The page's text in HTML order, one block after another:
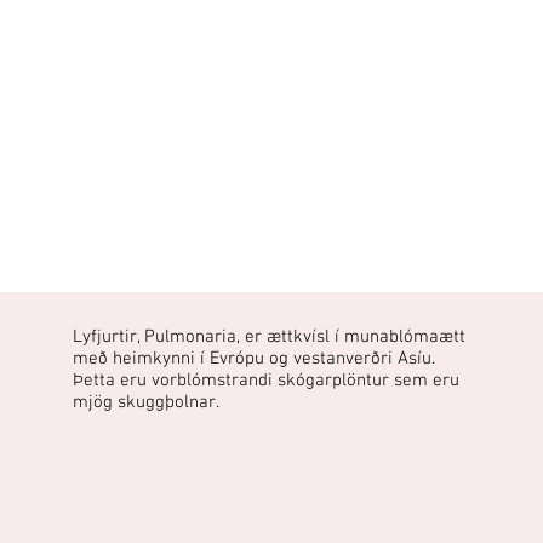
Lyfjurtir, Pulmonaria, er ættkvísl í munablómaætt
með heimkynni í Evrópu og vestanverðri Asíu.
Þetta eru vorblómstrandi skógarplöntur sem eru
mjög skuggþolnar.